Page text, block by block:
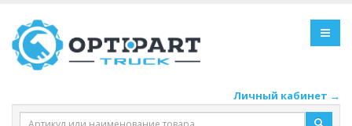
Личный кабинет →